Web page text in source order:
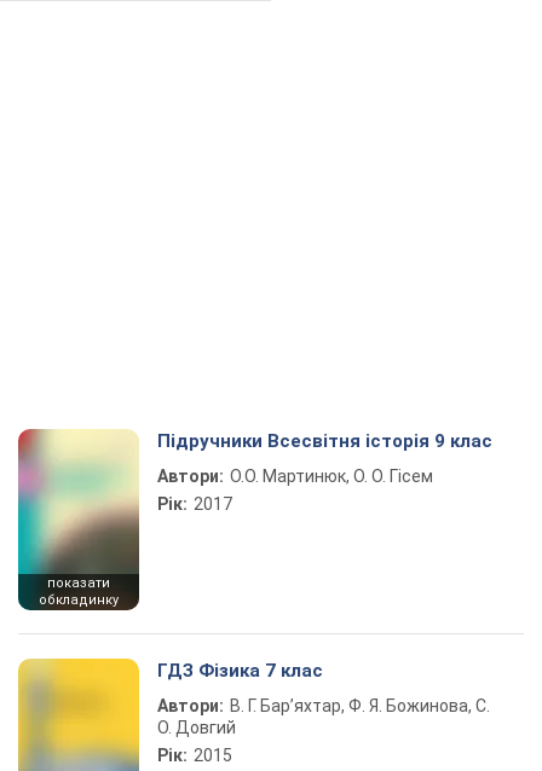
показати
обкладинку
Підручники Всесвітня історія 9 клас
Автори: О.О. Мартинюк, О. О. Гісем
Рік: 2017
ГДЗ Фізика 7 клас
Автори: В. Г. Бар’яхтар, Ф. Я. Божинова, С.
О. Довгий
Рік: 2015